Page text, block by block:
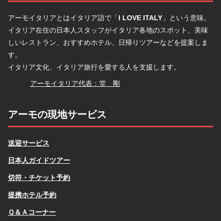
アーモイタリアとはイタリア語で「I LOVE ITALY 」という意味。
イタリア在住の日本人スタッフがイタリア各地のスポット、美味
しいレストラン、おすすめホテル、日帰りツアーなどを提案しま
す。
イタリア文化、イタリア旅行を愛する人を支援します。
堂
アーモイタリア代表：堂 剛
アーモの現地サービス
送迎サービス
日本人ガイドツアー
切符・チケット予約
提携ホテル予約
Ｑ＆Ａコーナー